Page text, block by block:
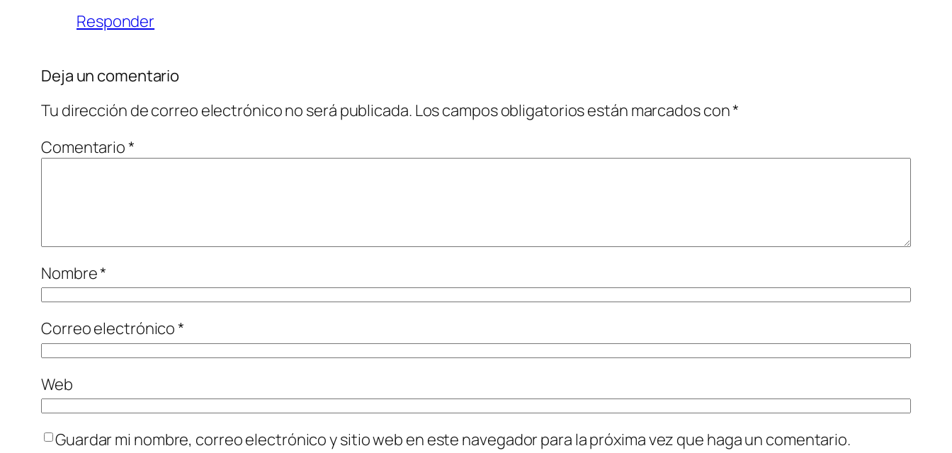
Responder
Deja un comentario
Tu dirección de correo electrónico no será publicada. Los campos obligatorios están marcados con*
Comentario*
Nombre*
Correo electrónico*
Web
Guardar mi nombre, correo electrónico y sitio web en este navegador para la próxima vez que haga un comentario.